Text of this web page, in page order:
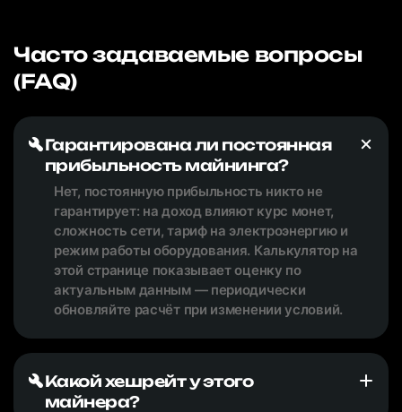
Часто задаваемые вопросы
(FAQ)
Гарантирована ли постоянная
прибыльность майнинга?
Нет, постоянную прибыльность никто не
гарантирует: на доход влияют курс монет,
сложность сети, тариф на электроэнергию и
режим работы оборудования. Калькулятор на
этой странице показывает оценку по
актуальным данным — периодически
обновляйте расчёт при изменении условий.
Какой хешрейт у этого
майнера?